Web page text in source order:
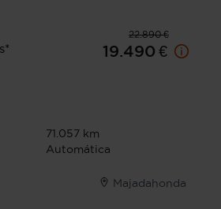
22.890 €
19.490 €
71.057 km
Automática
Majadahonda